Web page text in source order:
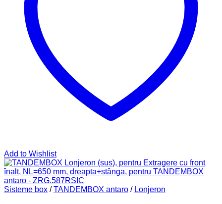
Add to Wishlist
Sisteme box / TANDEMBOX antaro / Lonjeron